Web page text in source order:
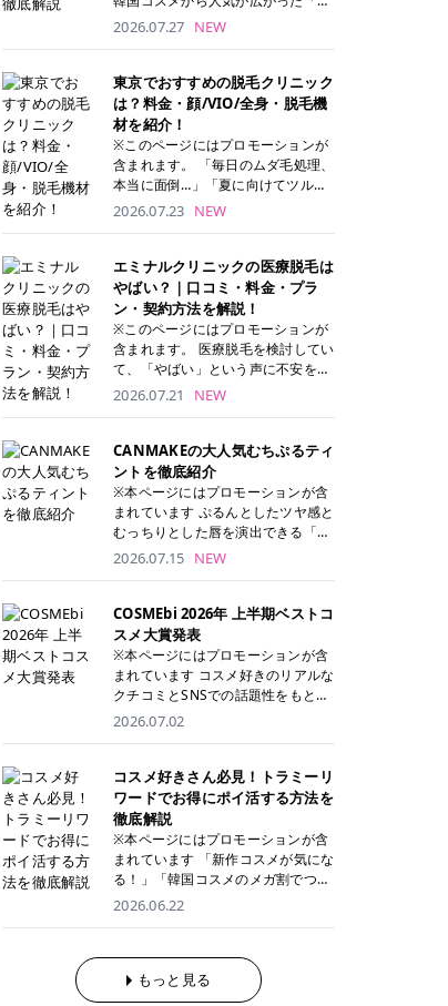
ナーパッド」は、化粧水や美容液を
トナーパッドは洗顔後に肌をやさし
く拭き取ることで、古い角質や余分
な皮脂汚れをオフしながら、うるお
いを与えられるのが特徴✨ さらに、
気になる部分には数分のせて部分用
パックとしても使用できるため、1
両方を叶えられます。 韓国コスメブ
ランドを中心に人気を集めていまし
たが、現在では日本でも定番のスキ
ンケアアイテムとして幅広い世代に
愛用されています。 トナーパッドの
特徴 トナーパッドと拭き取り化粧水
の違い 「トナーパッド」と「拭き取
り化粧水」はどちらも洗顔後に使用
するスキンケアアイテムですが、使
い方や特徴に違いがあります。 トナ
ーパッドは、化粧水があらかじめパ
ッドに含まれているため、コットン
を用意する手間がなく、忙しい朝で
もサッと使えるのが魅力です。 ま
た、保湿成分を豊富に配合した商品
が多く、拭き取り後にそのまま部分
用パックとして使えるトナーパッド
も増えています。 一方、拭き取り化
粧水は液体タイプのため、コットン
整しやすく、お気に入りの化粧水を
使いたい方やコストを抑えて続けた
い方にもおすすめです。 トナーパッ
ドのメリット トナーパッドは、角質
ケア・保湿ケア・部分用パックまで
1枚で行える便利なスキンケアアイ
テムです。 ここでは、トナーパッド
す。 古い角質や皮脂汚れをやさしく
オフ トナーパッドを使用すること
で、洗顔だけでは落としきれない古
い角質や余分な皮脂汚れをやさしく
拭き取り、なめらかな肌へ整えま
す。 保湿ケアまで1枚でできる 保湿
成分を配合したトナーパッドなら、
ケアにもぴったりです。 部分パック
としても使える 多くのトナーパッド
は、乾燥が気になる頬や額、小鼻な
2026.07.27 NEW
東京でおすすめの脱毛クリニック
は？料金・顔/VIO/全身・脱毛機
材を紹介！
※このページにはプロモーションが
含まれます。 「毎日のムダ毛処理、
本当に面倒…」「夏に向けてツルツ
ル肌になりたい！」 そう思って東京
べばいいの？と迷ってしまいますよ
ね。 この記事では、医療脱毛の基本
から、東京で特に通いやすいフレイ
アクリニック・レジーナクリニッ
ク・エミナルクリニック・リゼクリ
ニックの4院について、分かりやす
リニックを見つけて、面倒な自己処
理から卒業しちゃいましょう♪ クリ
ニック 全身＋VIO 全身＋VIO＋顔 特
徴 脱毛器 詳細 フレイアクリニック
52,800円(税込)/5回 94,600円(税
込)/5回 肌への負担に配慮しなが
ら、コストパフォーマンスも重視し
たい方に！ メディオスターモノリス
メディオスターNeXT PRO 公式サイ
ト> レジーナクリニック 52,800円
(税込)/5回 99,000円(税込)/5回 ジェ
ントルシリーズを選べるため、脱毛
機にこだわりたい方におすすめ！ ジ
ェントルマックスプロ ジェントルマ
ックスプロプラス ジェントルレーズ
プロ ソプラノチタニウム 公式サイ
ト> エミナルクリニック 49,500円
(税込)/6回 93,500円(税込)/6回 エミ
定！月々払いも安くて通いやすい ク
リスタルプロ 公式サイト> リゼクリ
ニック 109,800円(税込)/5回 144,80
0円(税込)/5回 毛質に合わせて脱毛
機を選択可能！有効期限も5年と長
くマイペースに通いやすい ラシャ
メディオスターNeXT PRO ジェント
ルYAGプロ 公式サイト> ｜そもそも
うの？ 脱毛を考えたときに、まず悩
むのが「医療脱毛とエステ脱毛、ど
2026.07.23 NEW
エミナルクリニックの医療脱毛は
やばい？｜口コミ・料金・プラ
ン・契約方法を解説！
※このページにはプロモーションが
含まれます。 医療脱毛を検討してい
て、「やばい」という声に不安を抱
える方も多いのではないでしょう
体系をはじめ、学生や友人同士でお
得になる割引キャンペーン、無料カ
ウンセリングから施術までの具体的
なステップを分かりやすく解説しま
す。 これから手軽に全身医療脱毛を
後までチェックして、ご自身にぴっ
ください！ クリニック 全身＋VIO
全身＋VIO＋顔 特徴 脱毛器 詳細 フ
レイアクリニック 52,800円(税込)/5
回 94,600円(税込)/5回 肌への負担
に配慮しながら、コストパフォーマ
ンスも重視したい方に！ メディオス
ターモノリス メディオスターNeXT
PRO 公式サイト> レジーナクリニッ
ク 52,800円(税込)/5回 99,000円(税
込)/5回 ジェントルシリーズを選べ
るため、脱毛機にこだわりたい方に
おすすめ！ ジェントルマックスプロ
ジェントルマックスプロプラス ジェ
ントルレーズプロ ソプラノチタニウ
ム 公式サイト> エミナルクリニック
49,500円(税込)/6回 93,500円(税
込)/6回 エミナルクリニックの始め
通いやすい クリスタルプロ 公式サ
イト> リゼクリニック 109,800円(税
2026.07.21 NEW
CANMAKEの大人気むちぷるティ
ントを徹底紹介
※本ページにはプロモーションが含
まれています ぷるんとしたツヤ感と
むっちりとした唇を演出できる「C
ANMAKE（キャンメイク）むちぷる
湿ケアも叶えられることから、SNS
でも話題の人気リップです。 「自分
にはどのカラーが似合う？」「イエ
ベ・ブルベ別のおすすめは？」と気
になっている方も多いのではないで
とともにご紹介！それぞれの色味や
なメイクに合うのかまで詳しく解説
します✨ ※メイクアップ効果による
CANMAKE むちぷるティントとは？
CANMAKE むちぷるティントは、テ
ィント・プランパー・保湿ケアを1
本で叶えるリップです。 するすると
塗れるなめらかなテクスチャーで、
縦ジワをカバーしながら、むっちり
としたツヤのある唇を演出します。
るため、乾燥しにくくデイリー使い
にもぴったり！ アイテム詳細を見る
2026.07.15 NEW
COSMEbi 2026年 上半期ベストコ
スメ大賞発表
※本ページにはプロモーションが含
まれています コスメ好きのリアルな
クチコミとSNSでの話題性をもとに
選出された、COSMEbi 2026年上半
た名品たちを、カテゴリ別にご紹介
します。 本記事では、2025年11月
～2026年4月までの半年間におい
て、COSMEbi内でのクチコミとSN
Sでの話題性を元に選出されたコス
メやスキンケアなどの化粧品を「総
国コスメ」に分けて1位～3位までを
ランキング形式で発表！ 2026年上
半期 総合大賞 AMUSE（アミュー
ズ）「 ジェルフィットグロス」 👑
「ジェルフィットグロス」の特徴 唇
2026.07.02
コスメ好きさん必見！トラミーリ
ワードでお得にポイ活する方法を
徹底解説
※本ページにはプロモーションが含
まれています 「新作コスメが気にな
る！」「韓国コスメのメガ割でつい
買いすぎてしまう……」 そんな美容
を少し工夫するだけでポイントを貯
められるため、コスメやスキンケア
にかかる費用を少しでも抑えたい方
2026.06.22
もっと見る